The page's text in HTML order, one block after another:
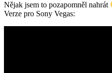
Nějak jsem to pozapomněl nahrát
Verze pro Sony Vegas: